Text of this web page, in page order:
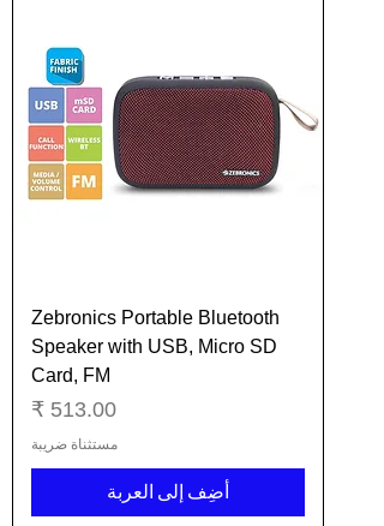
Zebronics Portable Bluetooth
Speaker with USB, Micro SD
Card, FM
السعر
مستثناة ضريبة
أضِف إلى العربة